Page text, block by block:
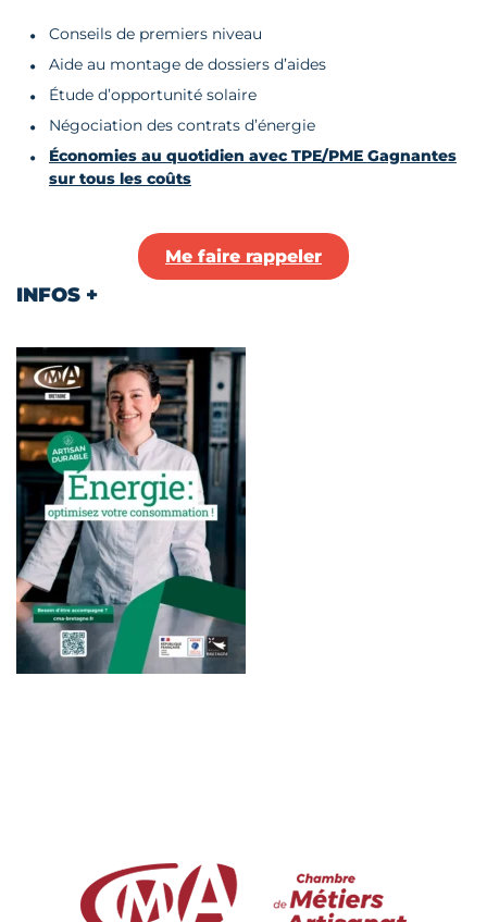
Conseils de premiers niveau
Aide au montage de dossiers d’aides
Étude d’opportunité solaire
Négociation des contrats d’énergie
Économies au quotidien avec TPE/PME Gagnantes
sur tous les coûts
Me faire rappeler
INFOS +